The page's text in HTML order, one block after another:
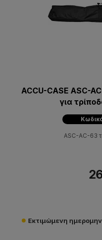
ACCU-CASE ASC-
για
ASC-AC-63
Εκτιμώμενη